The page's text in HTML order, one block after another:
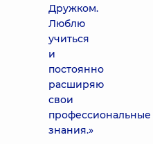
Дружком.
Люблю
учиться
и
постоянно
расширяю
свои
профессиональные
знания.»